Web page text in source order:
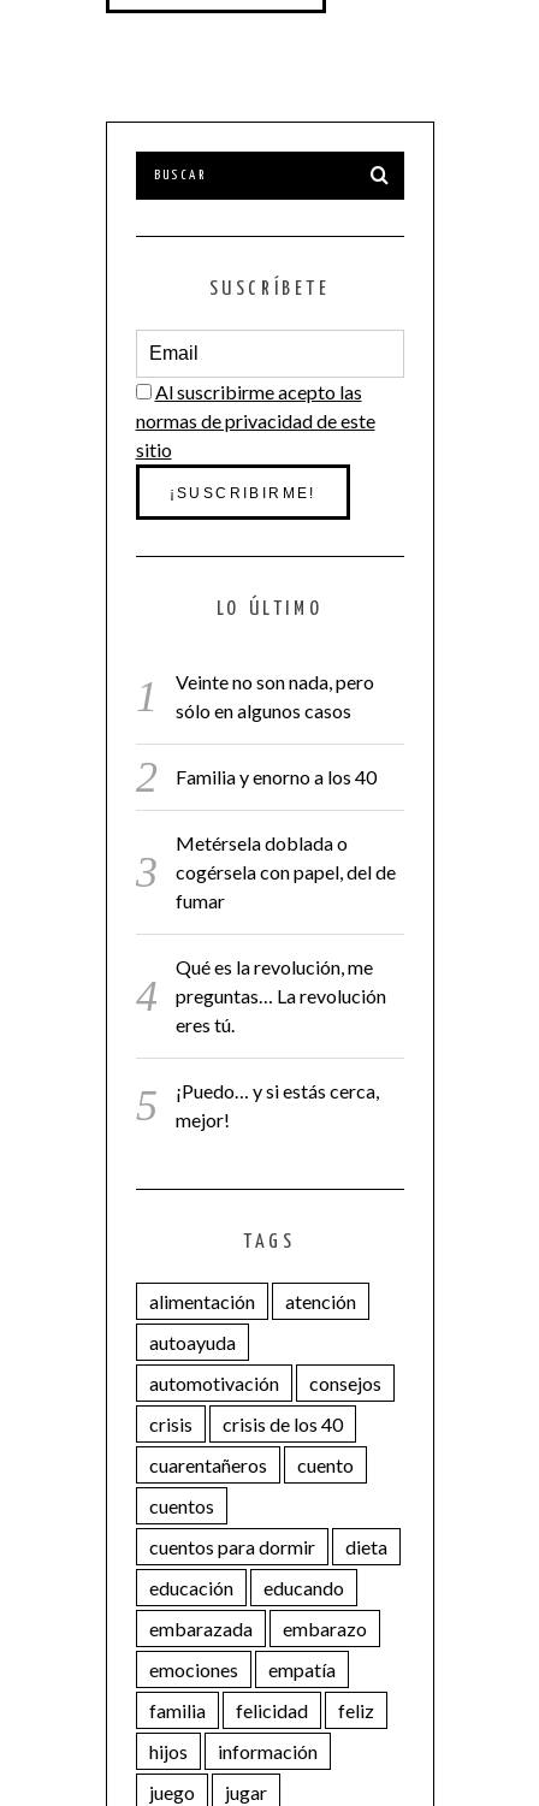
SUSCRÍBETE
Al suscribirme acepto las
normas de privacidad de este
sitio
LO ÚLTIMO
Veinte no son nada, pero
sólo en algunos casos
Familia y enorno a los 40
Metérsela doblada o
cogérsela con papel, del de
fumar
Qué es la revolución, me
preguntas… La revolución
eres tú.
¡Puedo… y si estás cerca,
mejor!
TAGS
alimentación
atención
autoayuda
automotivación
consejos
crisis
crisis de los 40
cuarentañeros
cuento
cuentos
cuentos para dormir
dieta
educación
educando
embarazada
embarazo
emociones
empatía
familia
felicidad
feliz
hijos
información
juego
jugar